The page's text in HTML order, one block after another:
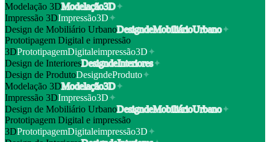
Modelação 3DModelação3D✦
Impressão 3DImpressão3D✦
Design de Mobiliário UrbanoDesigndeMobiliárioUrbano✦
Prototipagem Digital e impressão
3DPrototipagemDigitaleimpressão3D✦
Design de InterioresDesigndeInteriores✦
Design de ProdutoDesigndeProduto✦
Modelação 3DModelação3D✦
Impressão 3DImpressão3D✦
Design de Mobiliário UrbanoDesigndeMobiliárioUrbano✦
Prototipagem Digital e impressão
3DPrototipagemDigitaleimpressão3D✦